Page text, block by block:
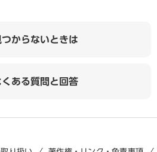
つからないときは
くある質問と回答